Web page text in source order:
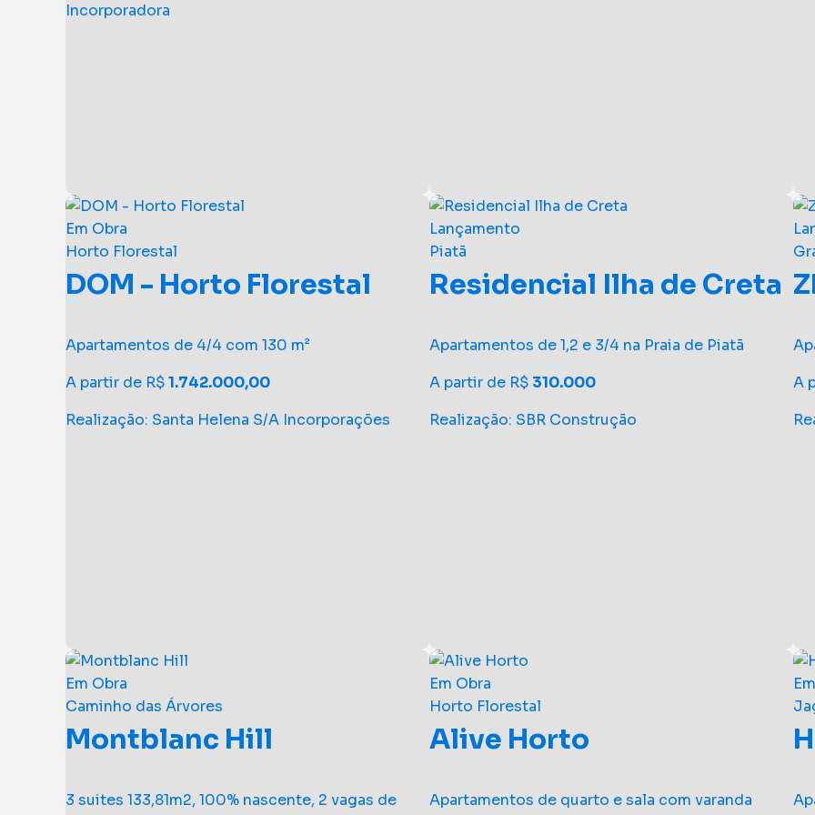
Incorporadora
Em Obra
Horto Florestal
DOM - Horto Florestal
Apartamentos de 4/4 com 130 m²
A partir de R$1.742.000,00
Realização: Santa Helena S/A Incorporações
Lançamento
Piatã
Residencial Ilha de Creta
Apartamentos de 1,2 e 3/4 na Praia de Piatã
A partir de R$ 310.000
Realização: SBR Construção
A
Em Obra
Caminho das Árvores
Montblanc Hill
3 suites 133,81m2, 100% nascente, 2 vagas de
Em Obra
Horto Florestal
Alive Horto
Apartamentos de quarto e sala com varanda